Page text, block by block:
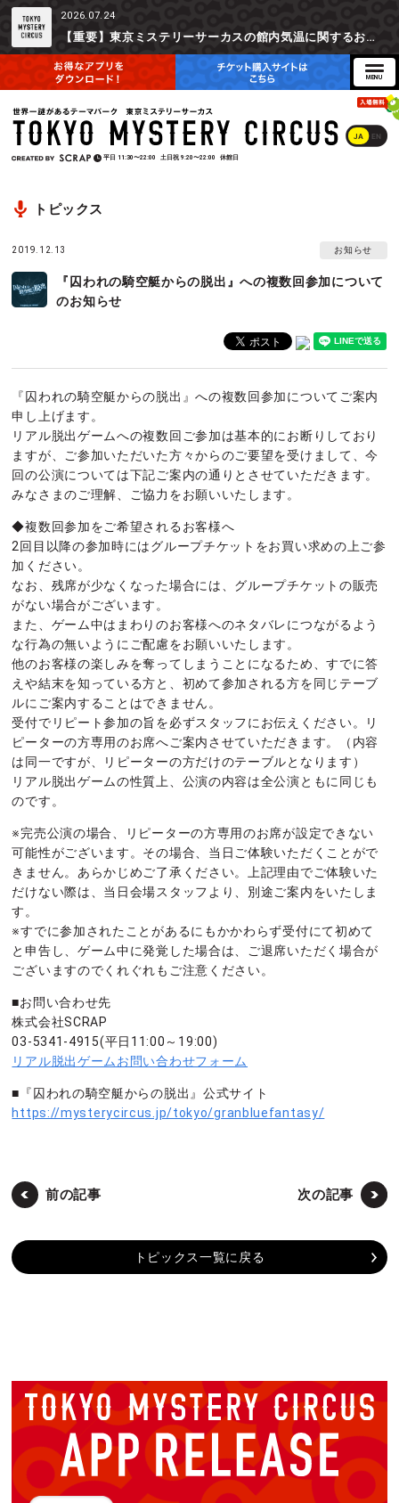
2026.07.24
【重要】東京ミステリーサーカスの館内気温に関するお詫びとご参加辞退時の返金対応について
JA EN
平日 11:30〜22:00 土日祝 9:20〜22:00 休館日
トピックス
2019.12.13 お知らせ
『囚われの騎空艇からの脱出』への複数回参加について
のお知らせ
『囚われの騎空艇からの脱出』への複数回参加についてご案内
申し上げます。
リアル脱出ゲームへの複数回ご参加は基本的にお断りしており
ますが、ご参加いただいた方々からのご要望を受けまして、今
回の公演については下記ご案内の通りとさせていただきます。
みなさまのご理解、ご協力をお願いいたします。
◆複数回参加をご希望されるお客様へ
2回目以降の参加時にはグループチケットをお買い求めの上ご参
加ください。
なお、残席が少なくなった場合には、グループチケットの販売
がない場合がございます。
また、ゲーム中はまわりのお客様へのネタバレにつながるよう
な行為の無いようにご配慮をお願いいたします。
他のお客様の楽しみを奪ってしまうことになるため、すでに答
えや結末を知っている方と、初めて参加される方を同じテーブ
ルにご案内することはできません。
受付でリピート参加の旨を必ずスタッフにお伝えください。リ
ピーターの方専用のお席へご案内させていただきます。（内容
は同一ですが、リピーターの方だけのテーブルとなります）
リアル脱出ゲームの性質上、公演の内容は全公演ともに同じも
のです。
※完売公演の場合、リピーターの方専用のお席が設定できない
可能性がございます。その場合、当日ご体験いただくことがで
きません。あらかじめご了承ください。上記理由でご体験いた
だけない際は、当日会場スタッフより、別途ご案内をいたしま
す。
※すでに参加されたことがあるにもかかわらず受付にて初めて
と申告し、ゲーム中に発覚した場合は、ご退席いただく場合が
ございますのでくれぐれもご注意ください。
■お問い合わせ先
株式会社SCRAP
03-5341-4915(平日11:00～19:00)
リアル脱出ゲームお問い合わせフォーム
■『囚われの騎空艇からの脱出』公式サイト
https://mysterycircus.jp/tokyo/granbluefantasy/
前の記事 次の記事
トピックス一覧に戻る